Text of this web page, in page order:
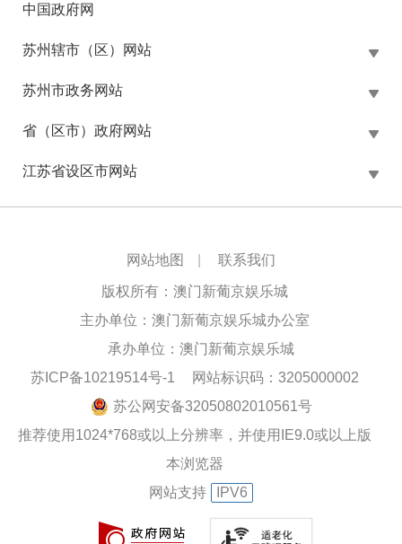
中国政府网
苏州辖市（区）网站
苏州市政务网站
省（区市）政府网站
江苏省设区市网站
网站地图 联系我们
版权所有：澳门新葡京娱乐城
主办单位：澳门新葡京娱乐城办公室
承办单位：澳门新葡京娱乐城
苏ICP备10219514号-1
网站标识码：3205000002
苏公网安备32050802010561号
推荐使用1024*768或以上分辨率，并使用IE9.0或以上版
本浏览器
网站支持
IPV6